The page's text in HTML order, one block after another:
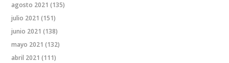
agosto 2021 (135)
julio 2021 (151)
junio 2021 (138)
mayo 2021 (132)
abril 2021 (111)